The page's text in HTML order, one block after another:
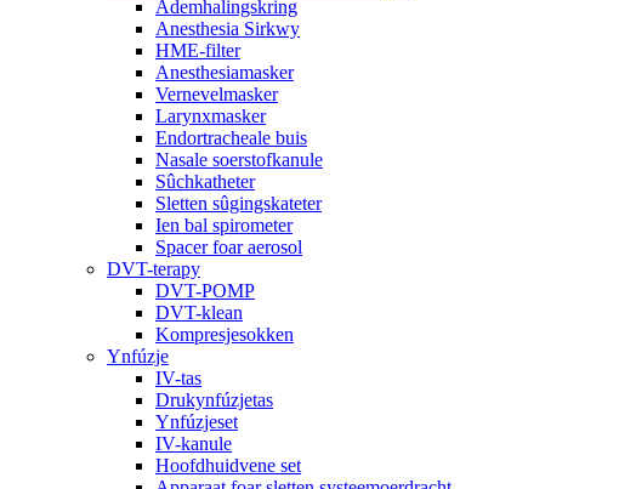
Ademhalingskring
Anesthesia Sirkwy
HME-filter
Anesthesiamasker
Vernevelmasker
Larynxmasker
Endortracheale buis
Nasale soerstofkanule
Sûchkatheter
Sletten sûgingskateter
Ien bal spirometer
Spacer foar aerosol
DVT-terapy
DVT-POMP
DVT-klean
Kompresjesokken
Ynfúzje
IV-tas
Drukynfúzjetas
Ynfúzjeset
IV-kanule
Hoofdhuidvene set